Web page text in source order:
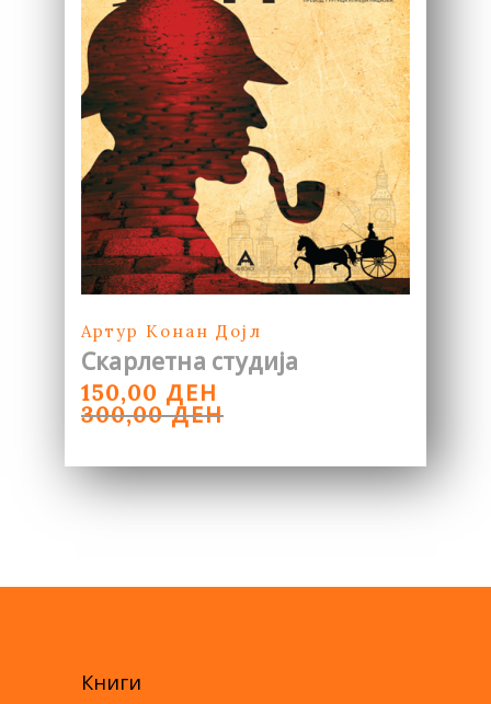
Артур Конан Дојл
Скарлетна студија
300,00ДЕН
ORIGINAL
PRICE
WAS:
150,00 ДЕН
CURRENT
PRICE
IS:
Книги